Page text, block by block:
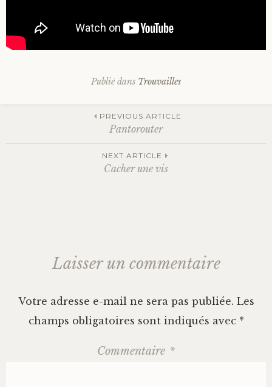
Publié dans Trouvailles
NavigationPREVIOUS ARTICLE
Pantorouter
NEXT ARTICLE
Cacher une vis
Laisser un commentaire
Votre adresse e-mail ne sera pas publiée. Les
champs obligatoires sont indiqués avec *
Commentaire *